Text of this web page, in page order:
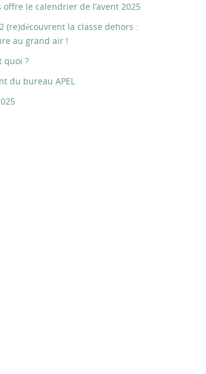
offre le calendrier de l’avent 2025
(re)découvrent la classe dehors :
au grand air !
quoi ?
du bureau APEL